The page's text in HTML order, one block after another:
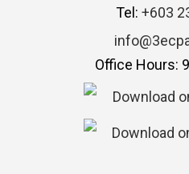
Tel: +603
Office Hours: